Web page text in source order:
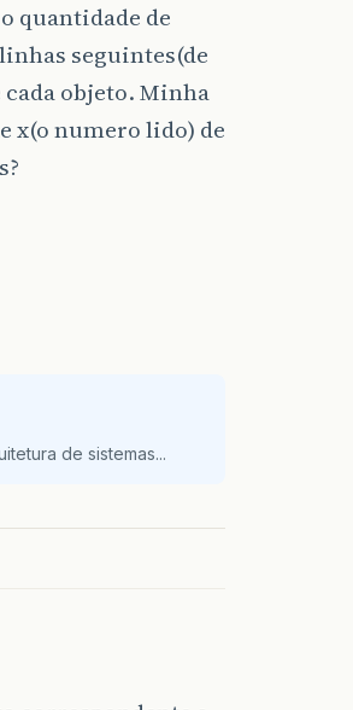
quantidade de
seguintes(de
objeto. Minha
x(o numero lido) de
de sistemas...